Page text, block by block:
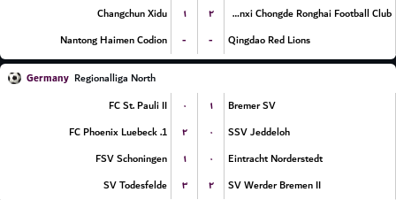
Changchun Xidu
۱ ۲
Shanxi Chongde Ronghai Football Club
Nantong Haimen Codion
- - Qingdao Red Lions
Germany Regionalliga North
FC St. Pauli II
۰ ۱
Bremer SV
1. FC Phoenix Luebeck
۲ ۰
SSV Jeddeloh
FSV Schoningen
۱ ۰
Eintracht Norderstedt
SV Todesfelde
۳ ۲ SV Werder Bremen II